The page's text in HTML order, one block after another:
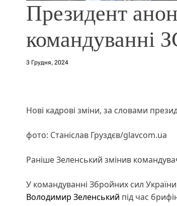
Президент
командуванні
3 Грудня, 2024
Нові кадрові зміни, за словами
фото: Станіслав Груздєв/glavcom.ua
Раніше Зеленський змінив
У командуванні Збройних сил
Володимир Зеленський під час